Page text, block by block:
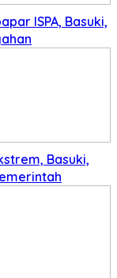
ISPA, Basuki,
Basuki,